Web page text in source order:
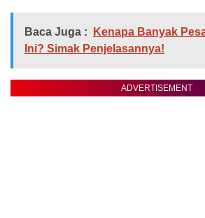
Baca Juga :
Kenapa Banyak
Ini? Simak Penjelasannya!
ADVERTISEMENT